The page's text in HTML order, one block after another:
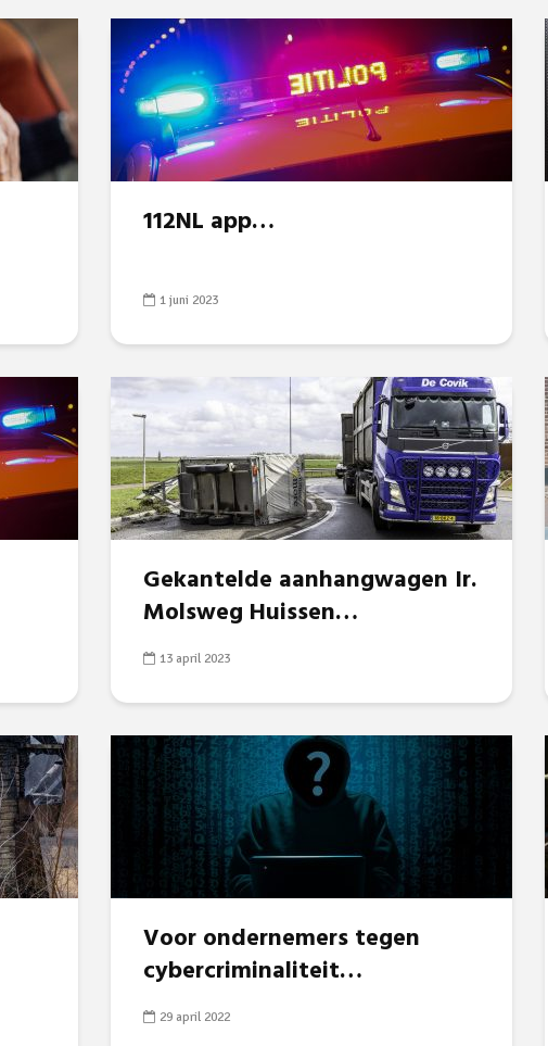
112NL app…
1 juni 2023
Gekantelde aanhangwagen Ir.
Molsweg Huissen…
13 april 2023
Voor ondernemers tegen
cybercriminaliteit…
29 april 2022